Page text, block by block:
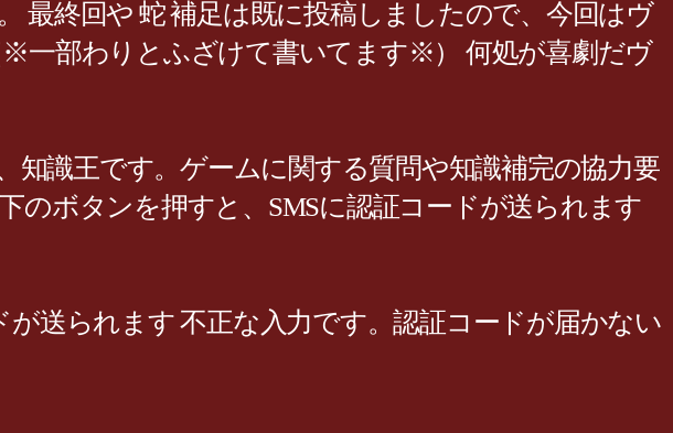
最終回や 蛇 補足は既に投稿しましたので、今回はヴ
一部わりとふざけて書いてます※） 何処が喜劇だヴ
知識王です。ゲームに関する質問や知識補完の協力要
のボタンを押すと、SMSに認証コードが送られます
が送られます 不正な入力です。認証コードが届かない